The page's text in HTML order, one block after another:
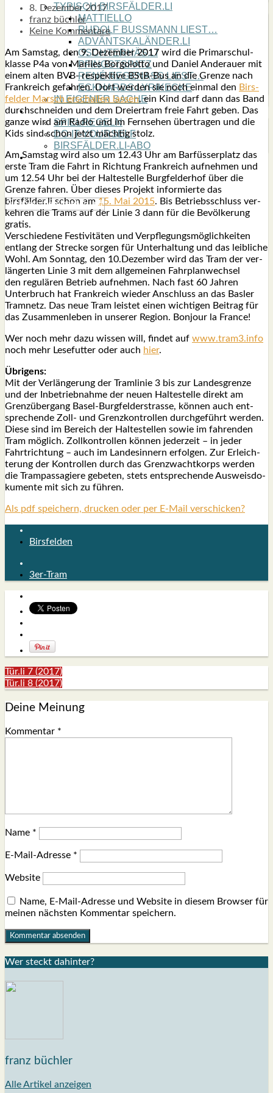
TYPISCH BIRSFÄLDER.LI
MATTIELLO
RUDOLF BUSS­MANN LIEST…
ADVÄNTSKALÄNDER.LI
OSCHTERHÄS.LI
PFINGST­SPATZ
RENÉ REGEN­ASS LIEST…
ECK­HARDS LYRIK­ECKE
IN EIGE­NER SACHE
SO GOOT’S
SPIEL­RE­GELN
DO-IT-YOUR­S­ELF
BIRSFÄLDER.LI-ABO
SHOUT­BOX
8. Dezember 2017
franz büchler
Keine Kommentare
Am Sams­tag, den 9. Dezem­ber 2017 wird die Pri­mar­schul­
klas­se P4a von Mar­lies Bor­go­lot­to und Dani­el Ander­au­er mit
einem alten BVB- respek­ti­ve BStB-Bus an die Gren­ze nach
Frank­reich gefah­ren. Dort wer­den sie noch ein­mal den Birs­
fel­der Marsch erschal­len las­sen, ein Kind darf dann das Band
durch­schnei­den und dem Drei­er­t­ram freie Fahrt geben. Das
gan­ze wird am Radio und im Fern­se­hen über­tra­gen und die
Kids sind schon jetzt mäch­tig stolz.
Am Sams­tag wird also um 12.43 Uhr am Bar­füs­ser­platz das
ers­te Tram die Fahrt in Rich­tung Frank­reich auf­neh­men und
um 12.54 Uhr bei der Hal­te­stel­le Burg­fel­d­er­hof über die
Gren­ze fah­ren. Über die­ses Pro­jekt infor­mier­te das
birsfälder.li schon am15. Mai 2015. Bis Betriebs­schluss ver­
keh­ren die Trams auf der Linie 3 dann für die Bevöl­ke­rung
gra­tis.
Ver­schie­de­ne Fes­ti­vi­tä­ten und Ver­pfle­gungs­mög­lich­kei­ten
ent­lang der Stre­cke sor­gen für Unter­hal­tung und das leib­li­che
Wohl. Am Sonn­tag, den 10.Dezember wird das Tram der ver­
län­ger­ten Linie 3 mit dem all­ge­mei­nen Fahr­plan­wech­sel
den regu­lä­ren Betrieb auf­neh­men. Nach fast 60 Jah­ren
Unter­bruch hat Frank­reich wie­der Anschluss an das Bas­ler
Tram­netz. Das neue Tram leis­tet einen wich­ti­gen Bei­trag für
das Zusam­men­le­ben in unse­rer Regi­on. Bon­jour la France!
Wer noch mehr dazu wis­sen will, fin­det auf www.tram3.info
noch mehr Lese­fut­ter oder auch hier.
Übri­gens:
Mit der Ver­län­ge­rung der Tram­li­nie 3 bis zur Lan­des­gren­ze
und der Inbe­trieb­nah­me der neu­en Hal­te­stel­le direkt am
Grenz­über­gang Basel-Burg­fel­d­er­stras­se, kön­nen auch ent­
spre­chen­de Zoll- und Grenz­kon­trol­len durch­ge­führt wer­den.
Die­se sind im Bereich der Hal­te­stel­len sowie im fah­ren­den
Tram mög­lich. Zoll­kon­trol­len kön­nen jeder­zeit – in jeder
Fahrt­rich­tung – auch im Lan­des­in­nern erfol­gen. Zur Erleich­
te­rung der Kon­trol­len durch das Grenz­wacht­korps wer­den
die Tram­pas­sa­gie­re gebe­ten, stets ent­spre­chen­de Aus­weis­do­
ku­men­te mit sich zu füh­ren.
Als pdf speichern, drucken oder per E-Mail verschicken?
Birsfelden
3er-Tram
Tür.li 7 (2017)
Tür.li 8 (2017)
Deine Meinung
Kommentar *
Name *
E-Mail-Adresse *
Website
Name, E-Mail-Adresse und Website in diesem Browser für
meinen nächsten Kommentar speichern.
Wer steckt dahin­ter?
franz büchler
Alle Artikel anzeigen